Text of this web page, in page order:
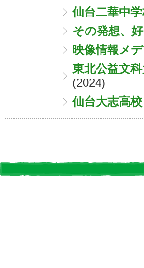
仙台二華中
その発想、
映像情報メ
東北公益文
(2024)
仙台大志高